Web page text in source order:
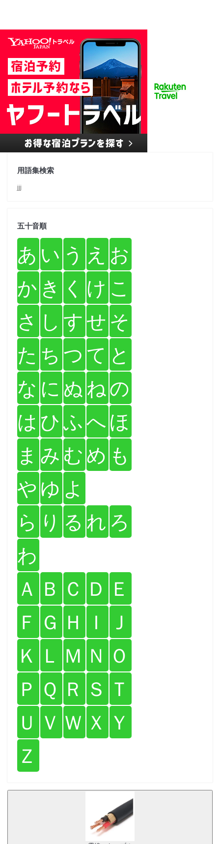
用語集検索
jjj
五十音順
あ い う え お
か き く け こ
さ し すせ そ
た ち つ て と
な に ぬ ねの
は ひふへほ
ま み むめ も
や ゆ よ
ら り る れ ろ
わ
Ａ Ｂ Ｃ Ｄ Ｅ
Ｆ Ｇ Ｈ Ｉ
Ｊ
Ｋ Ｌ Ｍ Ｎ Ｏ
Ｐ Ｑ Ｒ Ｓ Ｔ
Ｕ Ｖ Ｗ Ｘ Ｙ
Ｚ